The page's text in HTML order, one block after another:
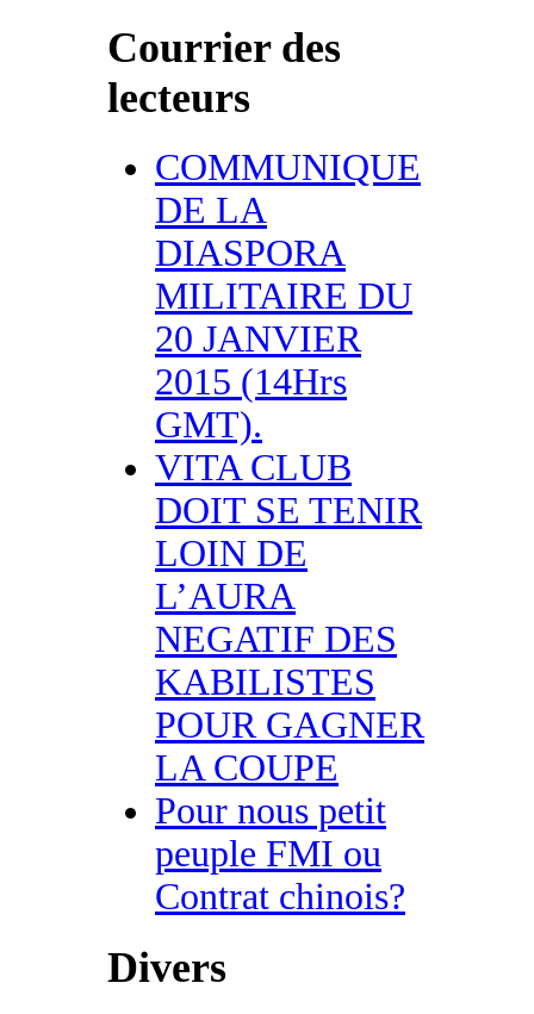
Courrier des
lecteurs
COMMUNIQUE
DE LA
DIASPORA
MILITAIRE DU
20 JANVIER
2015 (14Hrs
GMT).
VITA CLUB
DOIT SE TENIR
LOIN DE
L’AURA
NEGATIF DES
KABILISTES
POUR GAGNER
LA COUPE
Pour nous petit
peuple FMI ou
Contrat chinois?
Divers